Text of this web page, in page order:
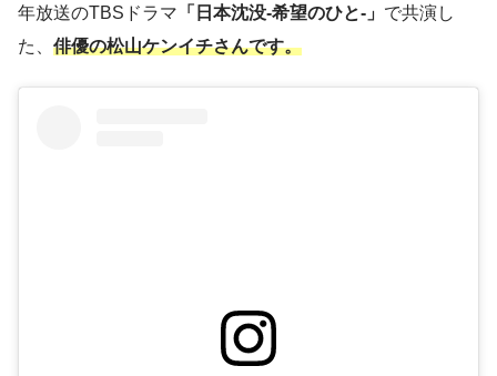
年放送のTBSドラマ 「日本沈没-希望のひと-」 で共演し
た、 俳優の松山ケンイチさんです。